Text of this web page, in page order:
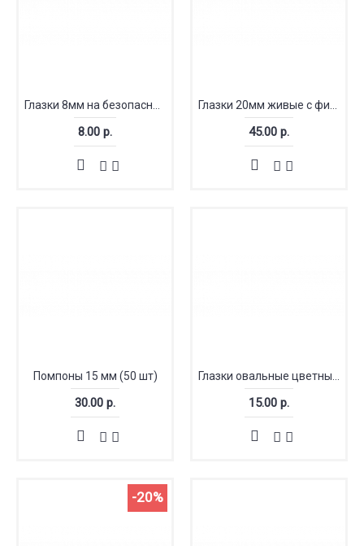
8.00 р. 45.00 р.
Помпоны 15 мм (50 шт)
30.00 р. 15.00 р.
-20%